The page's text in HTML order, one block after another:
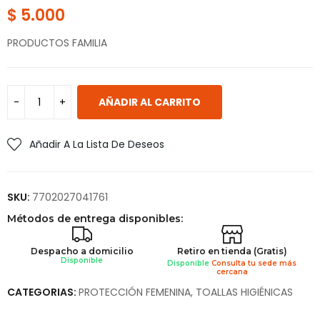
$ 5.000
PRODUCTOS FAMILIA
AÑADIR AL CARRITO
Añadir A La Lista De Deseos
SKU: 7702027041761
Métodos de entrega disponibles:
Despacho a domicilio
Disponible
Retiro en tienda (Gratis)
DisponibleConsulta tu sede más
cercana
CATEGORIAS: PROTECCIÓN FEMENINA, TOALLAS HIGIÉNICAS